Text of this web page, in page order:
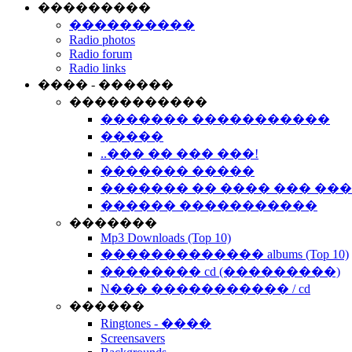
���������
����������
Radio photos
Radio forum
Radio links
���� - ������
�����������
������� �����������
�����
..��� �� ��� ���!
������� �����
������� �� ���� ���
������ �����������
�������
Mp3 Downloads (Top 10)
������������� albums (Top 10)
�������� cd (���������)
N��� ����������� / cd
������
Ringtones - ����
Screensavers